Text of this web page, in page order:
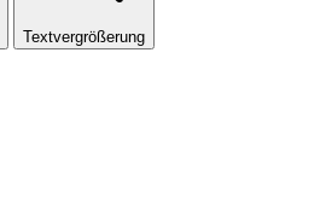
Textvergrößerung